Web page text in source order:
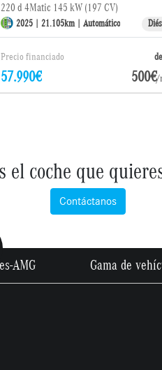
220 d 4Matic 145 kW (197 CV)
2025 | 21.105km | Automático
Precio financiado
57.990€ 500€/
el coche que
Contáctanos
AMG Gama de